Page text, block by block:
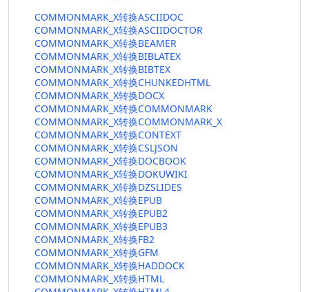
COMMONMARK_X转换ASCIIDOC
COMMONMARK_X转换ASCIIDOCTOR
COMMONMARK_X转换BEAMER
COMMONMARK_X转换BIBLATEX
COMMONMARK_X转换BIBTEX
COMMONMARK_X转换CHUNKEDHTML
COMMONMARK_X转换DOCX
COMMONMARK_X转换COMMONMARK
COMMONMARK_X转换COMMONMARK_X
COMMONMARK_X转换CONTEXT
COMMONMARK_X转换CSLJSON
COMMONMARK_X转换DOCBOOK
COMMONMARK_X转换DOKUWIKI
COMMONMARK_X转换DZSLIDES
COMMONMARK_X转换EPUB
COMMONMARK_X转换EPUB2
COMMONMARK_X转换EPUB3
COMMONMARK_X转换FB2
COMMONMARK_X转换GFM
COMMONMARK_X转换HADDOCK
COMMONMARK_X转换HTML